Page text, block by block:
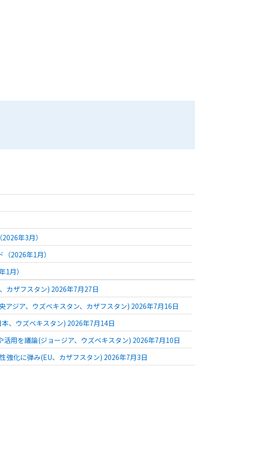
年3月）
2026年1月）
月）
カザフスタン) 2026年7月27日
ジア、ウズベキスタン、カザフスタン) 2026年7月16日
、ウズベキスタン) 2026年7月14日
用を議論(ジョージア、ウズベキスタン) 2026年7月10日
強化に弾み(EU、カザフスタン) 2026年7月3日